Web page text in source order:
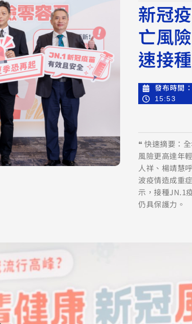
新冠
亡風
速接
發布時間：
15:53
❝ 快速摘要：
風險更高達年
人祥、楊靖慧
波疫情造成重
示，接種JN.1
仍具保護力。